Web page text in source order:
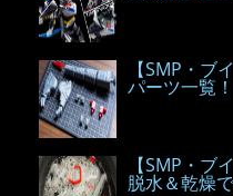
【SMP・ブ
パーツ一覧！
【SMP・ブ
脱水＆乾燥